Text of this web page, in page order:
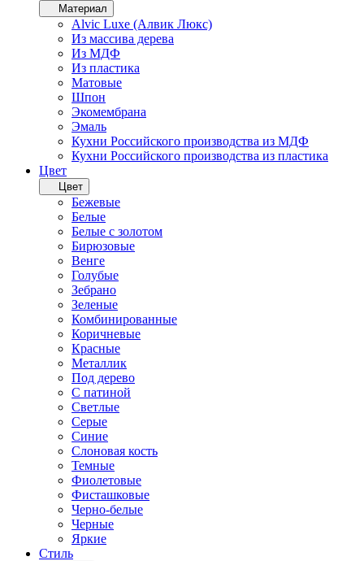
Материал
Alvic Luxe (Алвик Люкс)
Из массива дерева
Из МДФ
Из пластика
Матовые
Шпон
Экомембрана
Эмаль
Кухни Российского производства из МДФ
Кухни Российского производства из пластика
Цвет
Цвет
Бежевые
Белые
Белые с золотом
Бирюзовые
Венге
Голубые
Зебрано
Зеленые
Комбинированные
Коричневые
Красные
Металлик
Под дерево
С патиной
Светлые
Серые
Синие
Слоновая кость
Темные
Фиолетовые
Фисташковые
Черно-белые
Черные
Яркие
Стиль